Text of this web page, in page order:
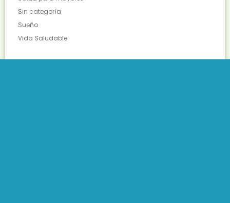
Sin categoría
Sueño
Vida Saludable